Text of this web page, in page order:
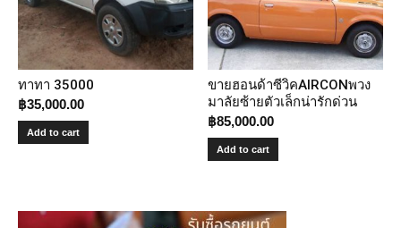
ทาทา 35000
฿35,000.00
Add to cart
ขายฮอนด้าซีวิคAIRCONพวง
มาลัยซ้ายตัวเล็กน่ารักด่วน
฿85,000.00
Add to cart